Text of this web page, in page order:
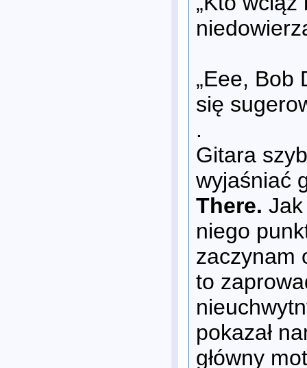
„Eee, Bob
się
.
Gitara
wyjaśniać
There. Jak
niego
zaczynam
to
pokazał
główny